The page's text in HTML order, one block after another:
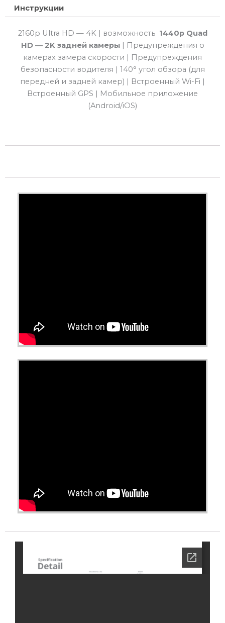
Инструкции
2160p Ultra HD — 4K | возможность 1440p Quad
HD — 2Kзадней камеры| Предупреждения о
камерах замера скорости | Предупреждения
безопасности водителя | 140° угол обзора (для
передней и задней камер) | Встроенный Wi-Fi |
Встроенный GPS | Мобильное приложение
(Android/iOS)